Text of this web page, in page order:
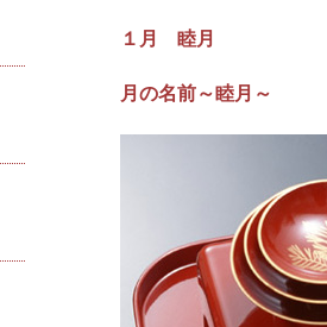
１月 睦月
月の名前～睦月～